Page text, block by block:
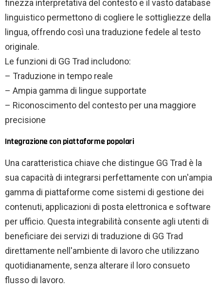
finezza interpretativa del contesto e il vasto database
linguistico permettono di cogliere le sottigliezze della
lingua, offrendo così una traduzione fedele al testo
originale.
Le funzioni di GG Trad includono:
– Traduzione in tempo reale
– Ampia gamma di lingue supportate
– Riconoscimento del contesto per una maggiore
precisione
Integrazione con piattaforme popolari
Una caratteristica chiave che distingue GG Trad è la
sua capacità di integrarsi perfettamente con un'ampia
gamma di piattaforme come sistemi di gestione dei
contenuti, applicazioni di posta elettronica e software
per ufficio. Questa integrabilità consente agli utenti di
beneficiare dei servizi di traduzione di GG Trad
direttamente nell'ambiente di lavoro che utilizzano
quotidianamente, senza alterare il loro consueto
flusso di lavoro.